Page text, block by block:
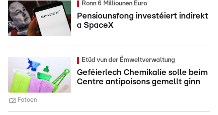
Ronn 6 Milliounen Euro
Pensiounsfong investéiert indirekt
a SpaceX
Etüd vun der Ëmweltverwaltung
Geféierlech Chemikalie solle beim
Centre antipoisons gemellt ginn
Fotoen